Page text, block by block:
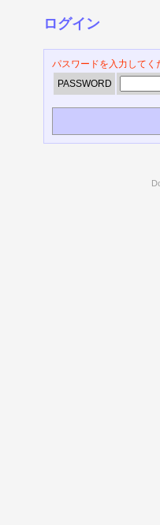
ログイン
パスワードを入力してく
PASSWORD